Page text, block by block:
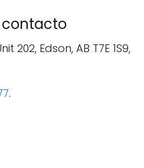
202, Edson, AB T7E 1S9,
.